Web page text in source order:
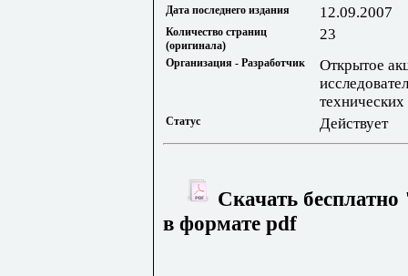
Дата последнего издания 12.09.2007
Количество страниц
(оригинала)
23
Организация - Разработчик
Открытое
Статус Действует
Скачать
в формате pdf